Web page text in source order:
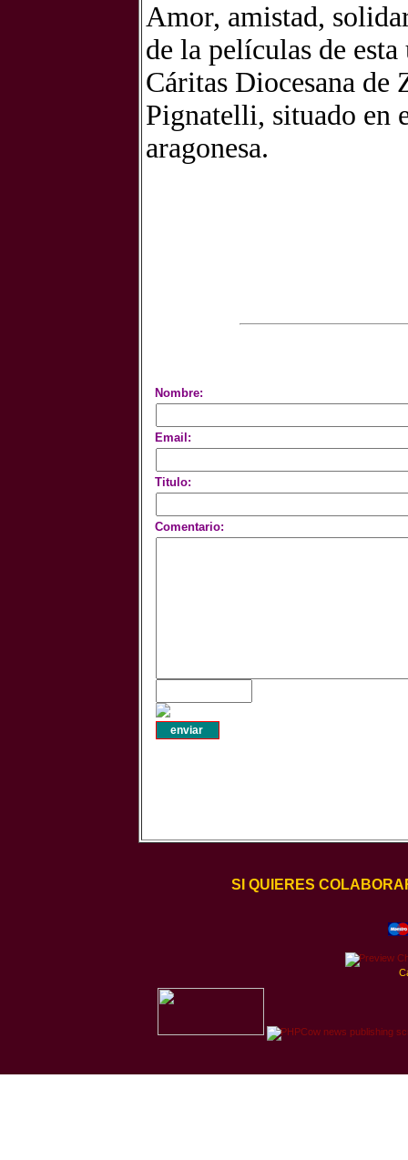
Amor, amistad,
de la películas de
Cáritas Diocesana de
Pignatelli, situado en
aragonesa.
Nombre:
Email:
Titulo:
Comentario:
SI QUIERES